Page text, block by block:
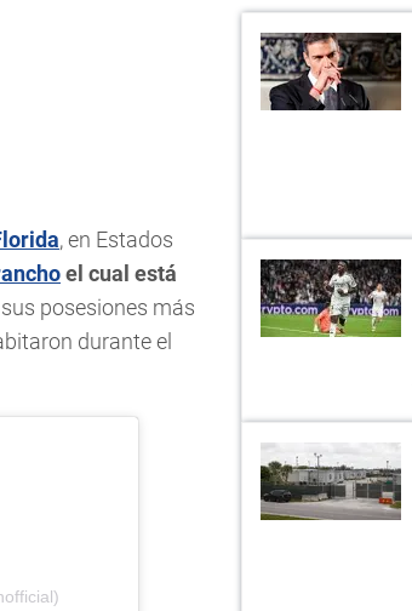
, en Estados
el cual está
posesiones más
durante el